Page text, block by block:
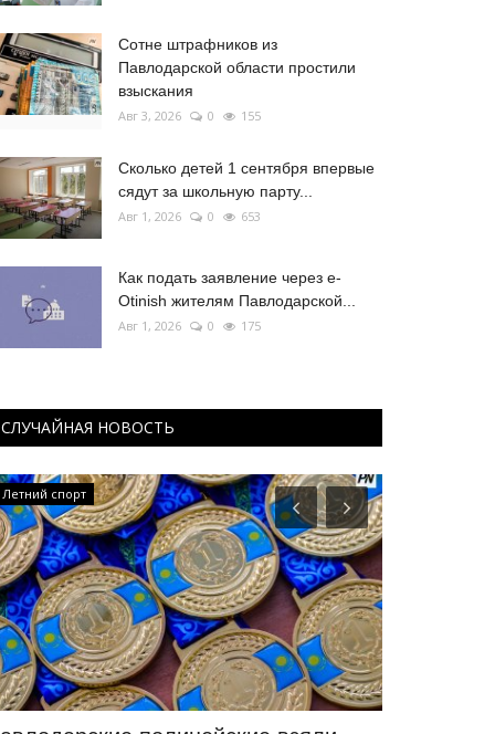
Сотне штрафников из
Павлодарской области простили
взыскания
Авг 3, 2026 0 155
Сколько детей 1 сентября впервые
сядут за школьную парту...
Авг 1, 2026 0 653
Как подать заявление через e-
Otinish жителям Павлодарской...
Авг 1, 2026 0 175
СЛУЧАЙНАЯ НОВОСТЬ
Летний спорт